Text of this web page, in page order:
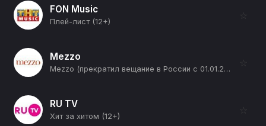
FON Music
Плей-лист (12+)
☆
Mezzo
Mezzo (прекратил вещание в России с 01.01.2026) (12+)
☆
RU TV
Хит за хитом (12+)
☆